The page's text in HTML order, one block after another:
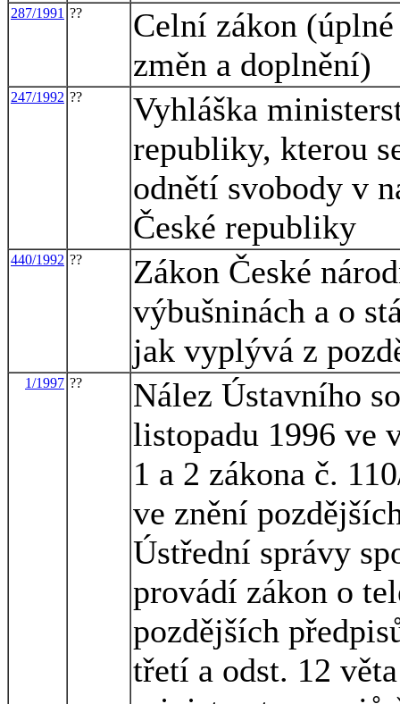
287/1991 ??
Celní zákon
změn a doplnění)
247/1992 ??
Vyhláška
republiky, kterou
odnětí svobody v
České republiky
440/1992 ??
Zákon České
výbušninách a o
jak vyplývá z
1/1997 ??
Nález Ústavního
listopadu 1996 ve
1 a 2 zákona č.
ve znění
Ústřední správy
provádí zákon o
pozdějších
třetí a odst. 12